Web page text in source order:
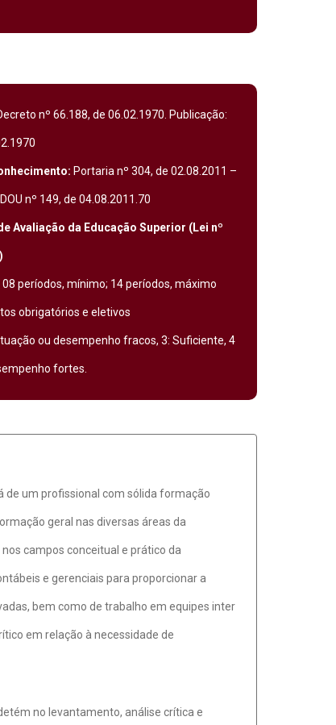
nº 66.188, de 06.02.1970. Publicação:
Portaria nº 304, de 02.08.2011 –
nº 149, de 04.08.2011.70
Avaliação da Educação Superior (Lei nº
08 períodos, mínimo; 14 períodos, máximo
obrigatórios e eletivos
ou desempenho fracos, 3: Suficiente, 4
fortes.
de um profissional com sólida formação
geral nas diversas áreas da
campos conceitual e prático da
e gerenciais para proporcionar a
bem como de trabalho em equipes inter
em relação à necessidade de
no levantamento, análise crítica e